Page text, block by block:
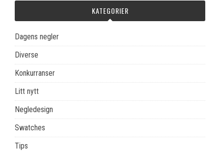
KATEGORIER
Dagens negler
Diverse
Konkurranser
Litt nytt
Negledesign
Swatches
Tips